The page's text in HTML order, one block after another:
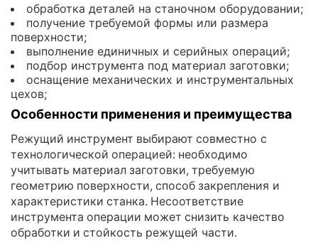
обработка деталей на станочном оборудовании;
получение требуемой формы или размера
поверхности;
выполнение единичных и серийных операций;
подбор инструмента под материал заготовки;
оснащение механических и инструментальных
цехов;
Особенности применения и преимущества
Режущий инструмент выбирают совместно с
технологической операцией: необходимо
учитывать материал заготовки, требуемую
геометрию поверхности, способ закрепления и
характеристики станка. Несоответствие
инструмента операции может снизить качество
обработки и стойкость режущей части.